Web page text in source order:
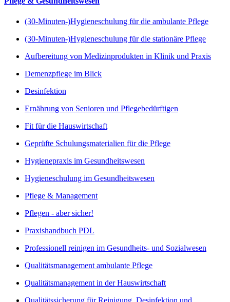
(30-Minuten-)Hygieneschulung für die ambulante Pflege
(30-Minuten-)Hygieneschulung für die stationäre Pflege
Aufbereitung von Medizinprodukten in Klinik und Praxis
Demenzpflege im Blick
Desinfektion
Ernährung von Senioren und Pflegebedürftigen
Fit für die Hauswirtschaft
Geprüfte Schulungsmaterialien für die Pflege
Hygienepraxis im Gesundheitswesen
Hygieneschulung im Gesundheitswesen
Pflege & Management
Pflegen - aber sicher!
Praxishandbuch PDL
Professionell reinigen im Gesundheits- und Sozialwesen
Qualitätsmanagement ambulante Pflege
Qualitätsmanagement in der Hauswirtschaft
Qualitätssicherung für Reinigung, Desinfektion und